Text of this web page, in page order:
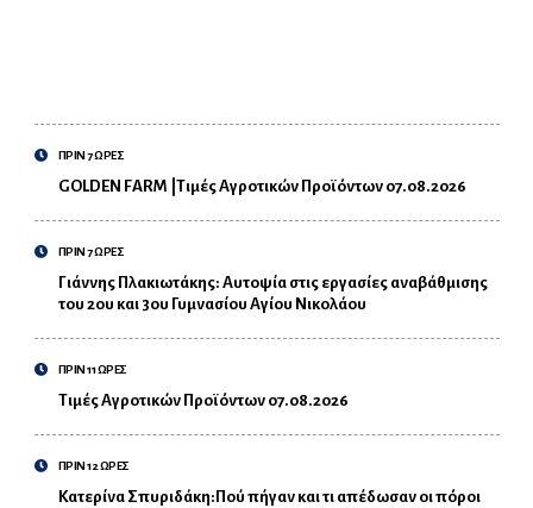
ΠΡΙΝ 7 ΩΡΕΣ
GOLDEN FARM |Τιμές Αγροτικών Προϊόντων 07.08.2026
ΠΡΙΝ 7 ΩΡΕΣ
Γιάννης Πλακιωτάκης: Αυτοψία στις εργασίες αναβάθμισης
του 2ου και 3ου Γυμνασίου Αγίου Νικολάου
ΠΡΙΝ 11 ΩΡΕΣ
Τιμές Αγροτικών Προϊόντων 07.08.2026
ΠΡΙΝ 12 ΩΡΕΣ
Κατερίνα Σπυριδάκη:Πού πήγαν και τι απέδωσαν οι πόροι